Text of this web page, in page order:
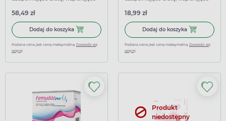
58,49 zł
Dodaj do koszyka Dodaj do koszyka Jasnum Uro, 60 kapsułek
Podana cena jest ceną maksymalną. Dowiedz się
więcej
18,99 zł
Dodaj do koszyka Dodaj do
Podana cena jest ceną maksymalną. Dowiedz się
więcej
Produkt
niedostępny